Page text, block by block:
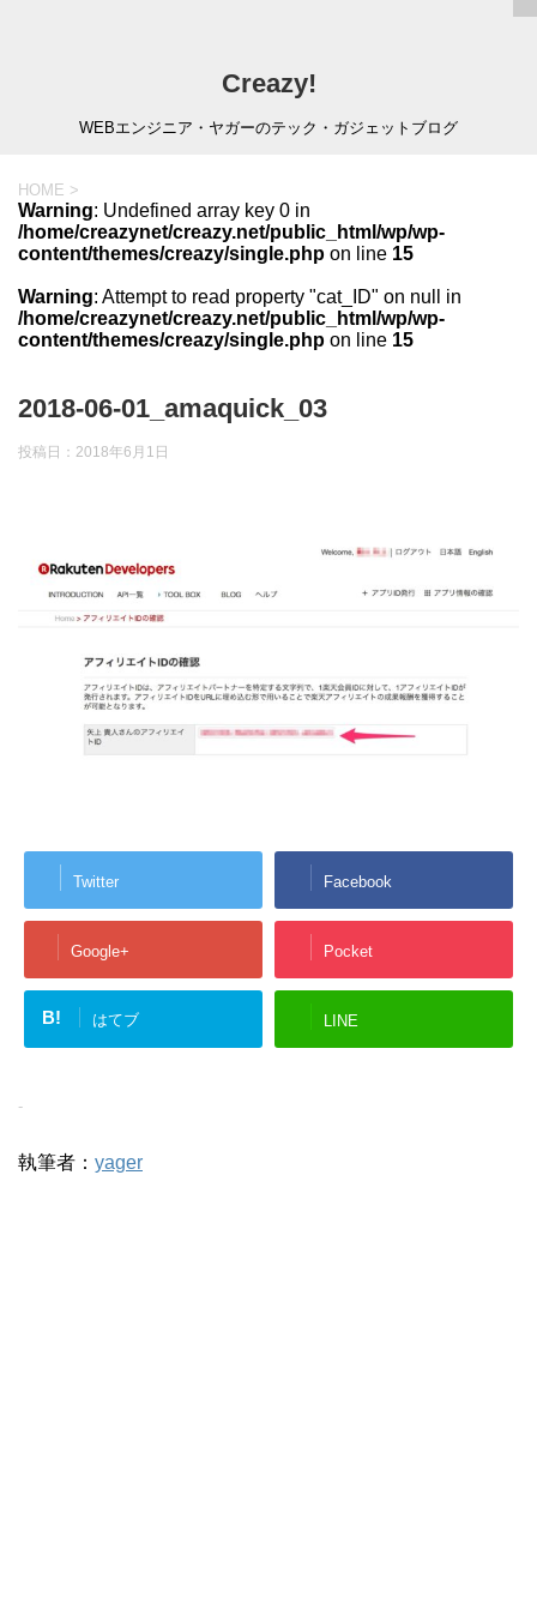
Creazy!
WEBエンジニア・ヤガーのテック・ガジェットブログ
HOME >
Warning: Undefined array key 0 in
/home/creazynet/creazy.net/public_html/wp/wp-
content/themes/creazy/single.php on line 15
Warning: Attempt to read property "cat_ID" on null in
/home/creazynet/creazy.net/public_html/wp/wp-
content/themes/creazy/single.php on line 15
2018-06-01_amaquick_03
投稿日： 2018年6月1日
Twitter Facebook
Google+ Pocket
B! はてブ LINE
-
執筆者： yager